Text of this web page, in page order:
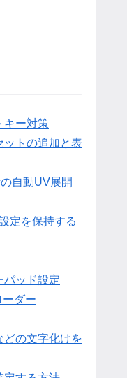
キー対策
ットの追加と表
自動UV展開
定を保持する
パッド設定
ーダー
どの文字化けを